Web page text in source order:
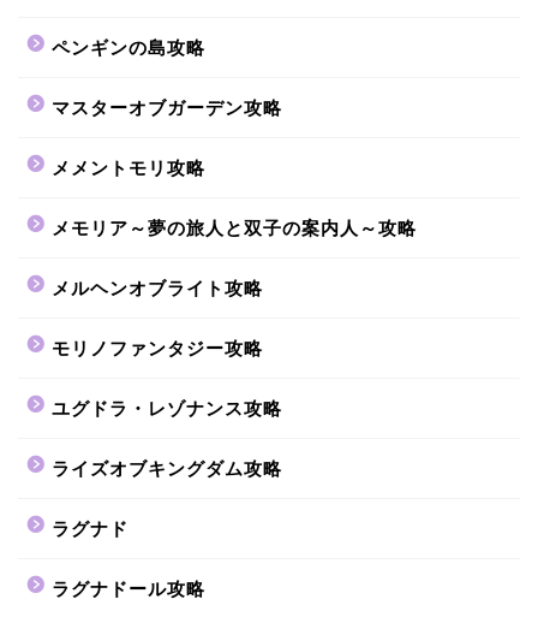
ペンギンの島攻略
マスターオブガーデン攻略
メメントモリ攻略
メモリア～夢の旅人と双子の案内人～攻略
メルヘンオブライト攻略
モリノファンタジー攻略
ユグドラ・レゾナンス攻略
ライズオブキングダム攻略
ラグナド
ラグナドール攻略